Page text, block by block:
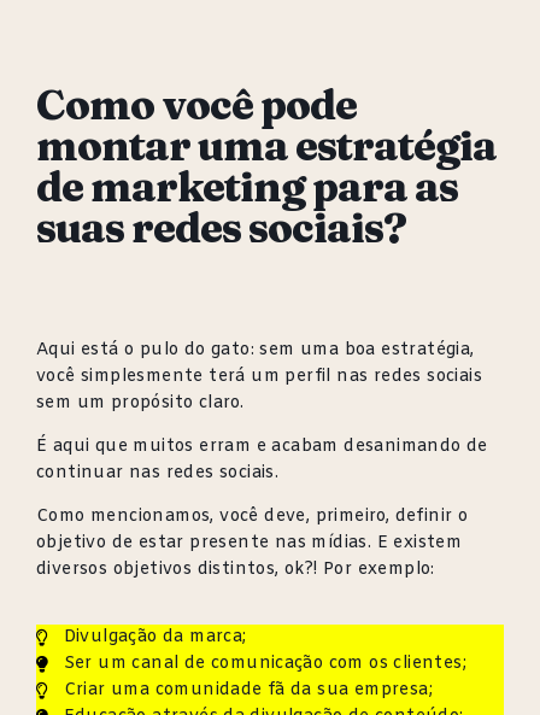
Como você pode
montar uma estratégia
de marketing para as
suas redes sociais?
Aqui está o pulo do gato: sem uma boa estratégia,
você simplesmente terá um perfil nas redes sociais
sem um propósito claro.
É aqui que muitos erram e acabam desanimando de
continuar nas redes sociais.
Como mencionamos, você deve, primeiro, definir o
objetivo de estar presente nas mídias. E existem
diversos objetivos distintos, ok?! Por exemplo:
Divulgação da marca;
Ser um canal de comunicação com os clientes;
Criar uma comunidade fã da sua empresa;